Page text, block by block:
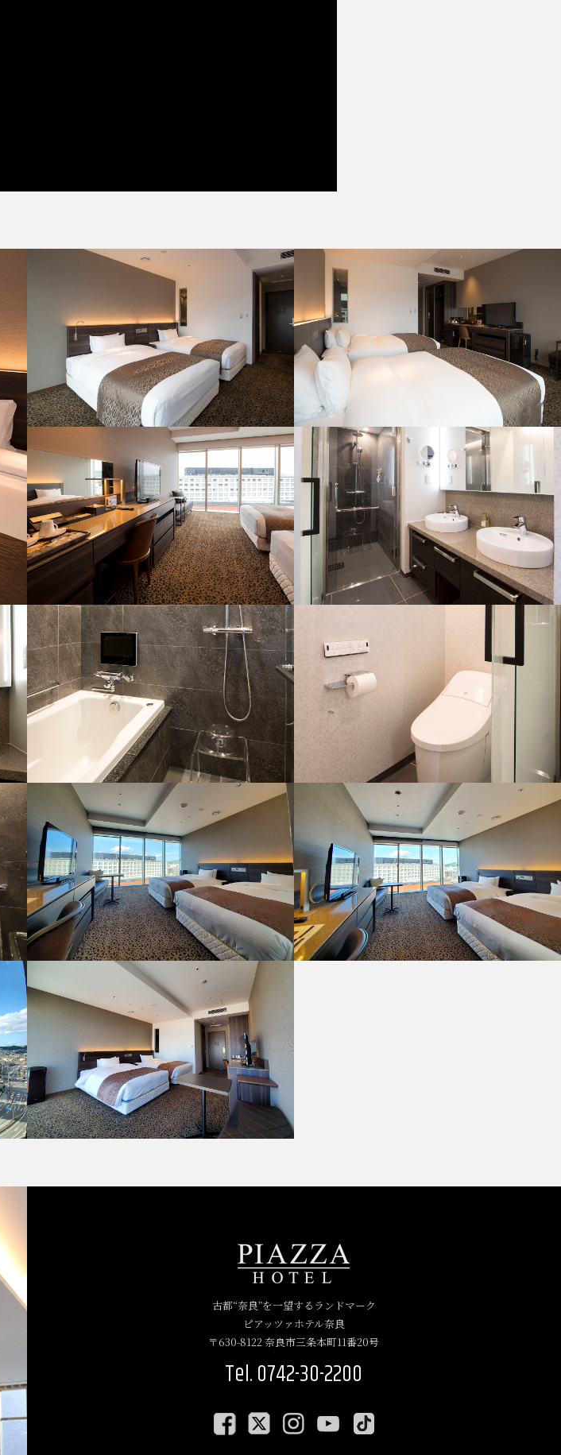
古都“奈良”を一望するランドマーク
ピアッツァホテル奈良
〒630-8122 奈良市三条本町11番20号
Tel. 0742-30-2200